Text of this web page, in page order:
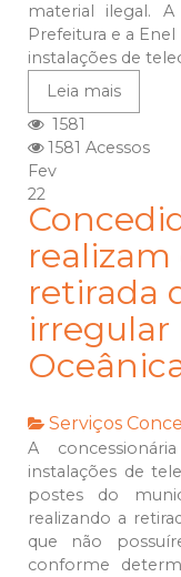
material ilegal.
Prefeitura e a
instalações de
Leia mais
1581
1581 Acessos
Fev
22
retirada
irregular
Serviços
A
instalações de
postes do
realizando a
que não
conforme